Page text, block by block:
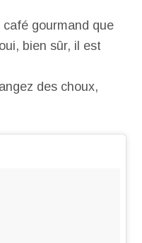
gourmand que
bien sûr, il est
des choux,